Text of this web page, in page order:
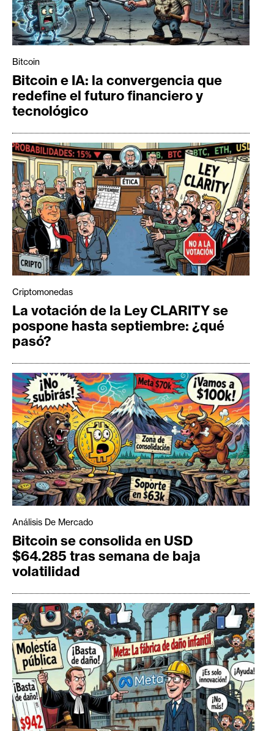
Bitcoin
Bitcoin e IA: la convergencia que
redefine el futuro financiero y
tecnológico
Criptomonedas
La votación de la Ley CLARITY se
pospone hasta septiembre: ¿qué
pasó?
Análisis De Mercado
Bitcoin se consolida en USD
$64.285 tras semana de baja
volatilidad